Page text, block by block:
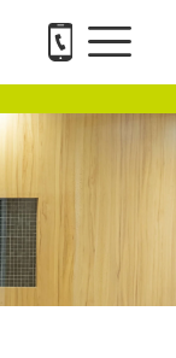
メ
ニ
ュ
ー